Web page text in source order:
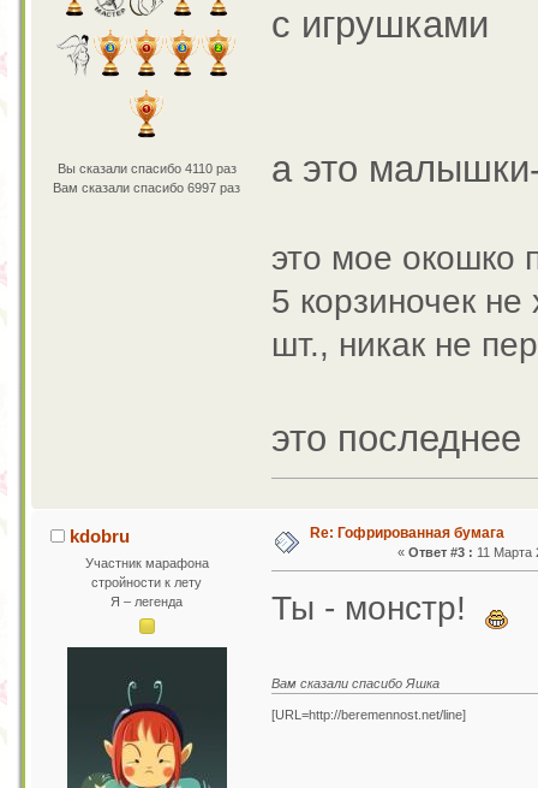
Вы сказали спасибо 4110 раз
Вам сказали спасибо 6997 раз
с игрушками
а это
это мое окошко
5 корзиночек не
шт., никак не
это последнее
kdobru
Участник марафона
стройности к лету
Я – легенда
Re: Гофрированная бумага
«Ответ #3 : 11 Марта
Ты - монстр!
Вам сказали спасибо Яшка
[URL=http://beremennost.net/line]